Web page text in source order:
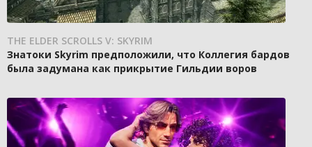
THE ELDER SCROLLS V: SKYRIM
Знатоки Skyrim предположили, что Коллегия бардов
была задумана как прикрытие Гильдии воров